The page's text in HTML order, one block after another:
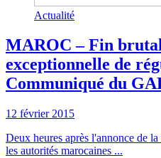
Actualité
MAROC – Fin
exceptionnelle de
Communiqué du
12 février 2015
Deux heures après l'annonce de
les autorités marocaines ...